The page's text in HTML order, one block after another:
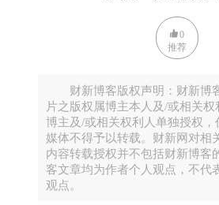
好几亿年后，在正方向运动的尘
0
推荐
财新博客版权声明：财新博
片之版权属博主本人及/或相关
博主及/或相关权利人单独授权，
媒体不得予以转载。财新网对相
内容转载授权并不包括财新博客
客文章均为作者个人观点，不代
观点。